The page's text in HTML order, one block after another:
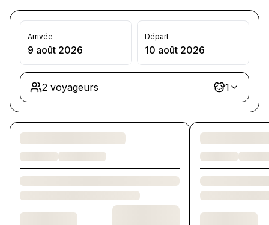
Arrivée
9 août 2026
Départ
10 août 2026
2 voyageurs 1
Chargement des chambres et des formules…